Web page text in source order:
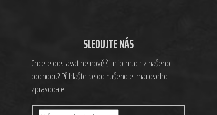
SLEDUJTE NÁS
Chcete dostávat nejnovější informace z našeho
obchodu? Přihlašte se do našeho e-mailového
zpravodaje.